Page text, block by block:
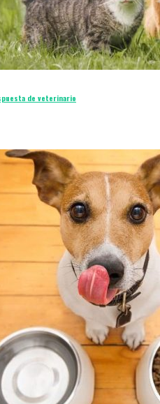
de veterinario